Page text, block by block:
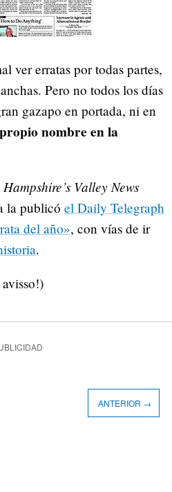
ver erratas por todas partes,
Pero no todos los días
gazapo en portada, ni en
nombre en la
Hampshire’s Valley News
la publicó el Daily Telegraph
del año», con vías de ir
.
ANTERIOR →